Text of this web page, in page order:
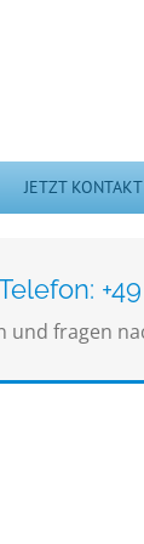
JETZT
und fragen